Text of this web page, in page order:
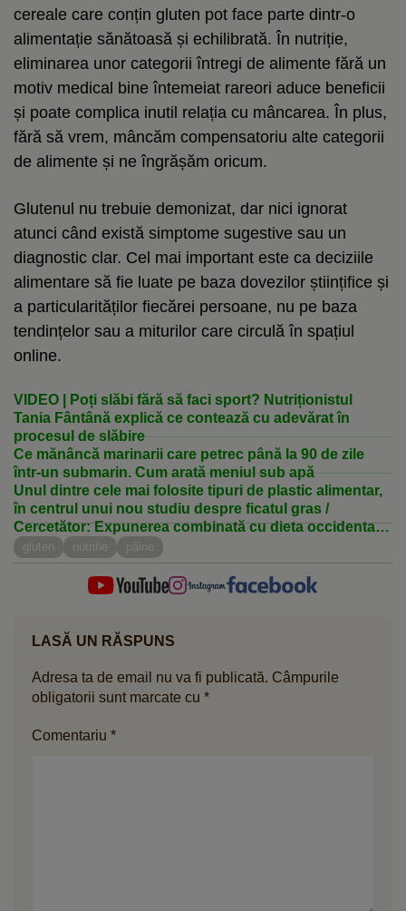
cereale care conțin gluten pot face parte dintr-o
alimentație sănătoasă și echilibrată. În nutriție,
eliminarea unor categorii întregi de alimente fără un
motiv medical bine întemeiat rareori aduce beneficii
și poate complica inutil relația cu mâncarea. În plus,
fără să vrem, mâncăm compensatoriu alte categorii
de alimente și ne îngrășăm oricum.
Glutenul nu trebuie demonizat, dar nici ignorat
atunci când există simptome sugestive sau un
diagnostic clar. Cel mai important este ca deciziile
alimentare să fie luate pe baza dovezilor științifice și
a particularităților fiecărei persoane, nu pe baza
tendințelor sau a miturilor care circulă în spațiul
online.
VIDEO | Poți slăbi fără să faci sport? Nutriționistul
Tania Fântână explică ce contează cu adevărat în
procesul de slăbire
Ce mănâncă marinarii care petrec până la 90 de zile
într-un submarin. Cum arată meniul sub apă
Unul dintre cele mai folosite tipuri de plastic alimentar,
în centrul unui nou studiu despre ficatul gras /
Cercetător: Expunerea combinată cu dieta occidentală
a agravat efectele
gluten nutritie pâine
LASĂ UN RĂSPUNS
Adresa ta de email nu va fi publicată. Câmpurile
obligatorii sunt marcate cu *
Comentariu *